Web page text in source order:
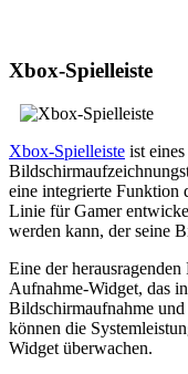
Xbox-Spielleiste
Xbox-Spielleiste ist
eine integrierte Funktion
Linie für Gamer
werden kann, der seine
Eine der
Aufnahme-Widget, das
Bildschirmaufnahme
können die
Widget überwachen.